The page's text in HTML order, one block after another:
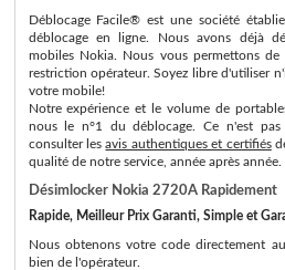
Déblocage Facile® est une société
déblocage en ligne. Nous avons déjà
mobiles Nokia. Nous vous permettons
restriction opérateur. Soyez libre d'utiliser
votre mobile!
Notre expérience et le volume de
nous le n°1 du déblocage. Ce n'est
consulter lesavis authentiques et certifiés
qualité de notre service, année après année.
Désimlocker Nokia 2720A Rapidement
Rapide, Meilleur Prix Garanti, Simple et
Nous obtenons votre code directement
bien de l'opérateur.